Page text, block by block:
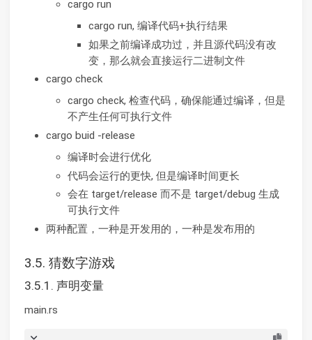
cargo run
cargo run, 编译代码+执行结果
如果之前编译成功过，并且源代码没有改
变，那么就会直接运行二进制文件
cargo check
cargo check, 检查代码，确保能通过编译，但是
不产生任何可执行文件
cargo buid -release
编译时会进行优化
代码会运行的更快, 但是编译时间更长
会在 target/release 而不是 target/debug 生成
可执行文件
两种配置，一种是开发用的，一种是发布用的
3.5. 猜数字游戏
3.5.1. 声明变量
main.rs